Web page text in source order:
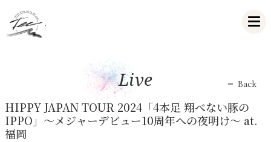
Live Back
HIPPY JAPAN TOUR 2024「4本足 翔べない豚の
IPPO」～メジャーデビュー10周年への夜明け～ at.
福岡